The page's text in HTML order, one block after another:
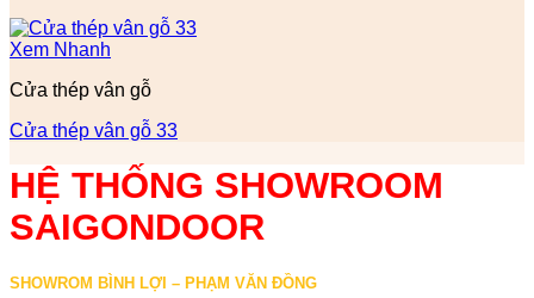
Xem Nhanh
Cửa thép vân gỗ
Cửa thép vân gỗ 33
HỆ THỐNG SHOWROOM
SAIGONDOOR
SHOWROM BÌNH LỢI – PHẠM VĂN ĐỒNG